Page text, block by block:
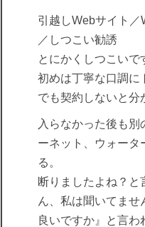
引越しWebサイト
／しつこい勧誘
とにかくしつこいで
初めは丁寧な口調に
でも契約しないと分
入らなかった後も別
ーネット、ウォータ
る。
断りましたよね？
ん、私は聞いてませ
良いですか』と言わ